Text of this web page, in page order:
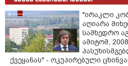
"ირაკლი
აღიარა
სამხედრო
ამიტომ,
ქვეყანას" - ოკუპირებული